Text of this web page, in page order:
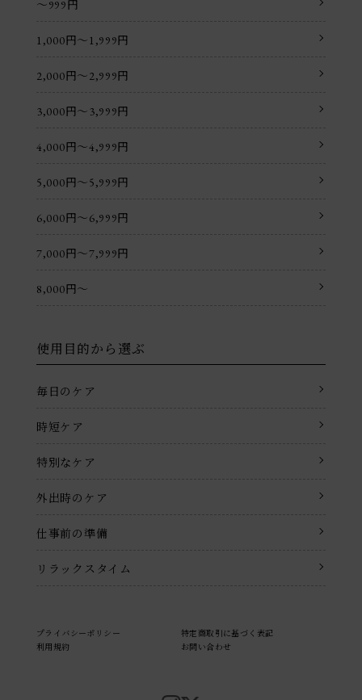
〜999円
1,000円〜1,999円
2,000円〜2,999円
3,000円〜3,999円
4,000円〜4,999円
5,000円〜5,999円
6,000円〜6,999円
7,000円〜7,999円
8,000円〜
使用目的から選ぶ
毎日のケア
時短ケア
特別なケア
外出時のケア
仕事前の準備
リラックスタイム
プライバシーポリシー
特定商取引に基づく表記
利用規約
お問い合わせ